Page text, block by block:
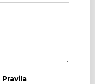
Pravila